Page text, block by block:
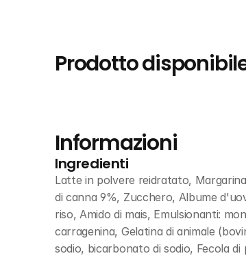
Prodotto
Informazioni
Ingredienti
Latte in polvere reidratato,
di canna 9%, Zucchero, Albume
riso, Amido di mais, Emulsionanti:
carragenina, Gelatina di animale
sodio, bicarbonato di sodio, Fecola